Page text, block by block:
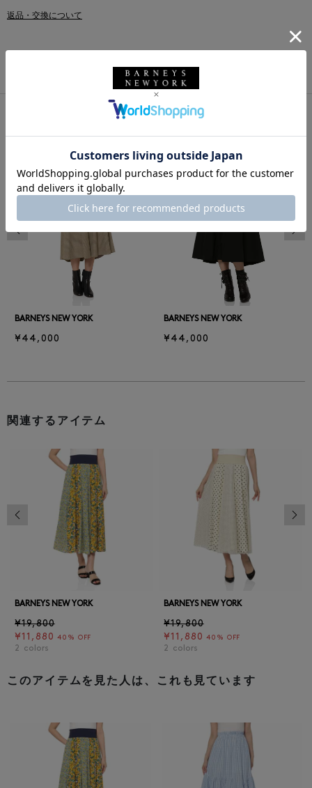
返品・交換について
同じカテゴリのアイテム
BARNEYS NEW YORK
¥44,000
BARNEYS NEW YORK
¥44,000
関連するアイテム
BARNEYS NEW YORK
¥19,800
¥11,880 40% OFF
2 colors
BARNEYS NEW YORK
¥19,800
¥11,880 40% OFF
2 colors
前の画像
このアイテムを見た人は、これも見ています